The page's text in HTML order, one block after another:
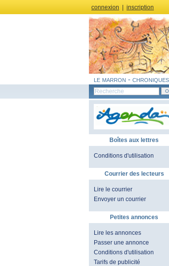
connexion inscription
le marron -
Boîtes aux lettres
Conditions d'utilisation
Courrier des lecteurs
Lire le courrier
Envoyer un courrier
Petites annonces
Lire les annonces
Passer une annonce
Conditions d'utilisation
Tarifs de publicité